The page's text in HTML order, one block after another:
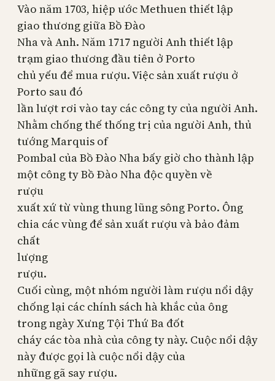
Vào năm 1703, hiệp ướcMethuenthiết lập
giao thương giữa Bồ Đào
Nha và Anh. Năm 1717 người Anh thiết lập
trạm giao thương đầu tiên ở Porto
chủ yếu để mua rượu. Việc sản xuất rượu ở
Porto sau đó
lần lượt rơi vào tay các công ty của người Anh.
Nhằm chống thế thống trị của người Anh, thủ
tướng Marquis of
Pombal của Bồ Đào Nha bấy giờ cho thành lập
một công ty Bồ Đào Nha độc quyền về
rượu
xuất xứ từ vùng thung lũng sông Porto. Ông
chia các vùng để sản xuất rượu và bảo đảm
chất
lượng
rượu.
Cuối cùng, một nhóm người làm rượu nổi dậy
chống lại các chính sách hà khắc của ông
trong ngày Xưng Tội Thứ Ba đốt
cháy các tòa nhà của công ty này. Cuộc nổi dậy
này được gọi là cuộc nổi dậy của
những gã say rượu.